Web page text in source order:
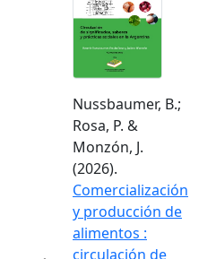
Nussbaumer, B.;
Rosa, P. &
Monzón, J.
(2026).
Comercialización
y producción de
alimentos :
circulación de